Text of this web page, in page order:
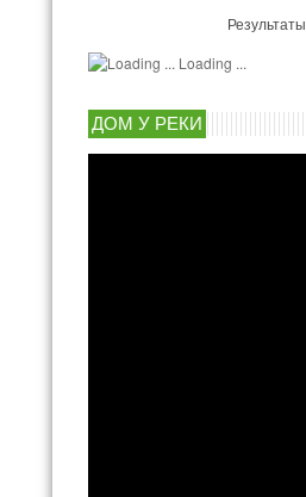
Результаты
Loading ...
ДОМ У РЕКИ